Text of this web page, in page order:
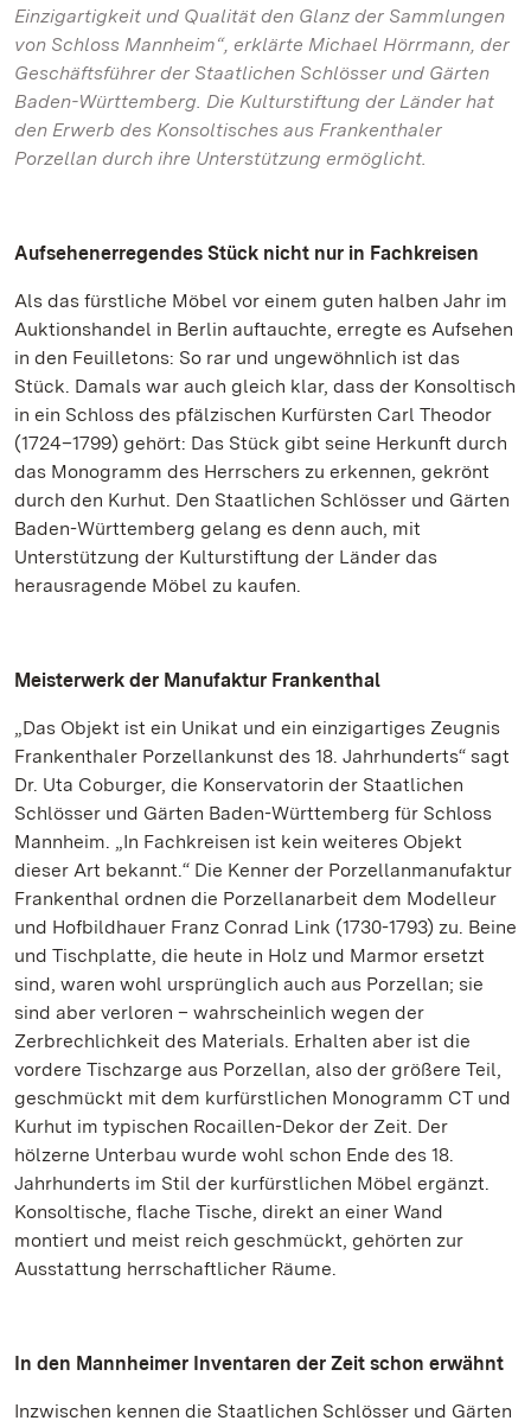
Einzigartigkeit und Qualität den Glanz der Sammlungen
von Schloss Mannheim“, erklärte Michael Hörrmann, der
Geschäftsführer der Staatlichen Schlösser und Gärten
Baden-Württemberg. Die Kulturstiftung der Länder hat
den Erwerb des Konsoltisches aus Frankenthaler
Porzellan durch ihre Unterstützung ermöglicht.
Aufsehenerregendes Stück nicht nur in Fachkreisen
Als das fürstliche Möbel vor einem guten halben Jahr im
Auktionshandel in Berlin auftauchte, erregte es Aufsehen
in den Feuilletons: So rar und ungewöhnlich ist das
Stück. Damals war auch gleich klar, dass der Konsoltisch
in ein Schloss des pfälzischen Kurfürsten Carl Theodor
(1724–1799) gehört: Das Stück gibt seine Herkunft durch
das Monogramm des Herrschers zu erkennen, gekrönt
durch den Kurhut. Den Staatlichen Schlösser und Gärten
Baden-Württemberg gelang es denn auch, mit
Unterstützung der Kulturstiftung der Länder das
herausragende Möbel zu kaufen.
Meisterwerk der Manufaktur Frankenthal
„Das Objekt ist ein Unikat und ein einzigartiges Zeugnis
Frankenthaler Porzellankunst des 18. Jahrhunderts“ sagt
Dr. Uta Coburger, die Konservatorin der Staatlichen
Schlösser und Gärten Baden-Württemberg für Schloss
Mannheim. „In Fachkreisen ist kein weiteres Objekt
dieser Art bekannt.“ Die Kenner der Porzellanmanufaktur
Frankenthal ordnen die Porzellanarbeit dem Modelleur
und Hofbildhauer Franz Conrad Link (1730-1793) zu. Beine
und Tischplatte, die heute in Holz und Marmor ersetzt
sind, waren wohl ursprünglich auch aus Porzellan; sie
sind aber verloren – wahrscheinlich wegen der
Zerbrechlichkeit des Materials. Erhalten aber ist die
vordere Tischzarge aus Porzellan, also der größere Teil,
geschmückt mit dem kurfürstlichen Monogramm CT und
Kurhut im typischen Rocaillen-Dekor der Zeit. Der
hölzerne Unterbau wurde wohl schon Ende des 18.
Jahrhunderts im Stil der kurfürstlichen Möbel ergänzt.
Konsoltische, flache Tische, direkt an einer Wand
montiert und meist reich geschmückt, gehörten zur
Ausstattung herrschaftlicher Räume.
In den Mannheimer Inventaren der Zeit schon erwähnt
Inzwischen kennen die Staatlichen Schlösser und Gärten